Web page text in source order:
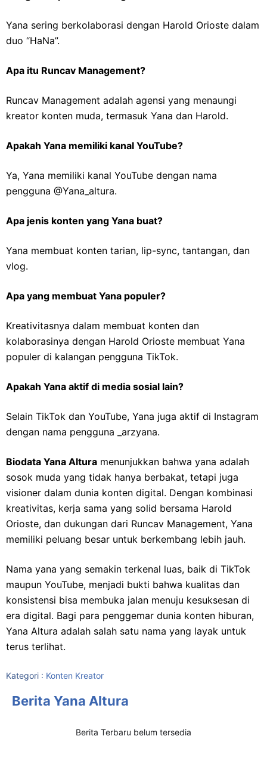
Yana sering berkolaborasi dengan Harold Orioste dalam
duo “HaNa”.
Apa itu Runcav Management?
Runcav Management adalah agensi yang menaungi
kreator konten muda, termasuk Yana dan Harold.
Apakah Yana memiliki kanal YouTube?
Ya, Yana memiliki kanal YouTube dengan nama
pengguna @Yana_altura.
Apa jenis konten yang Yana buat?
Yana membuat konten tarian, lip-sync, tantangan, dan
vlog.
Apa yang membuat Yana populer?
Kreativitasnya dalam membuat konten dan
kolaborasinya dengan Harold Orioste membuat Yana
populer di kalangan pengguna TikTok.
Apakah Yana aktif di media sosial lain?
Selain TikTok dan YouTube, Yana juga aktif di Instagram
dengan nama pengguna _arzyana.
Biodata Yana Altura menunjukkan bahwa yana adalah
sosok muda yang tidak hanya berbakat, tetapi juga
visioner dalam dunia konten digital. Dengan kombinasi
kreativitas, kerja sama yang solid bersama Harold
Orioste, dan dukungan dari Runcav Management, Yana
memiliki peluang besar untuk berkembang lebih jauh.
Nama yana yang semakin terkenal luas, baik di TikTok
maupun YouTube, menjadi bukti bahwa kualitas dan
konsistensi bisa membuka jalan menuju kesuksesan di
era digital. Bagi para penggemar dunia konten hiburan,
Yana Altura adalah salah satu nama yang layak untuk
terus terlihat.
Kategori : Konten Kreator​
Berita Yana Altura
Berita Terbaru belum tersedia